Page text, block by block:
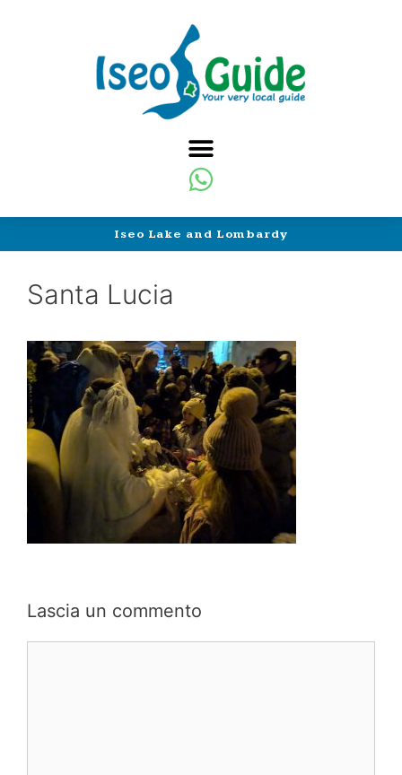
Iseo Lake and Lombardy
Santa Lucia
Lascia un commento